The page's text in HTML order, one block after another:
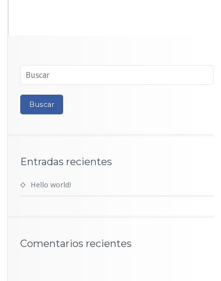
Entradas recientes
Hello world!
Comentarios recientes